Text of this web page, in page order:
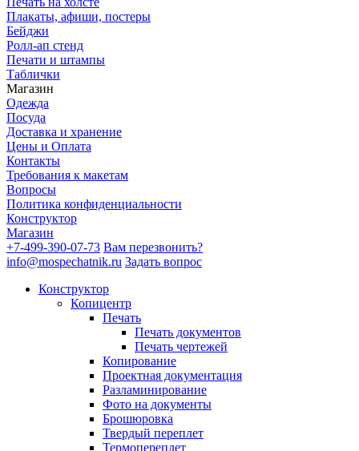
Плакаты, афиши, постеры
Бейджи
Ролл-ап стенд
Печати и штампы
Таблички
Магазин
Одежда
Посуда
Доставка и хранение
Цены и Оплата
Контакты
Требования к макетам
Вопросы
Политика конфиденциальности
Конструктор
Магазин
+7-499-390-07-73 Вам перезвонить?
info@mospechatnik.ru Задать вопрос
Конструктор
Копицентр
Печать
Печать документов
Печать чертежей
Копирование
Проектная документация
Разламинирование
Фото на документы
Брошюровка
Твердый переплет
Термопереплет